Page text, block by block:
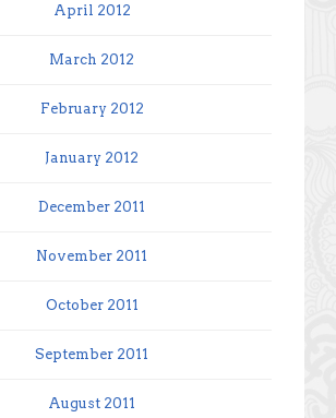
April 2012
March 2012
February 2012
January 2012
December 2011
November 2011
October 2011
September 2011
August 2011